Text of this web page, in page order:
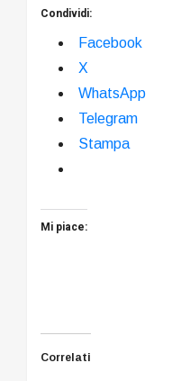
Condividi:
Facebook
X
WhatsApp
Telegram
Stampa
Mi piace:
Correlati